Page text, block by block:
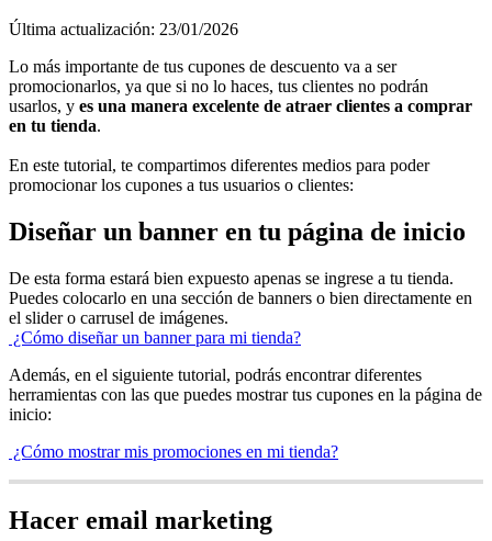
Última actualización: 23/01/2026
Lo más importante de tus cupones de descuento va a ser
promocionarlos, ya que si no lo haces, tus clientes no podrán
usarlos, y es una manera excelente de atraer clientes a comprar
en tu tienda.
En este tutorial, te compartimos diferentes medios para poder
promocionar los cupones a tus usuarios o clientes:
Diseñar un banner en tu página de inicio
De esta forma estará bien expuesto apenas se ingrese a tu tienda.
Puedes colocarlo en una sección de banners o bien directamente en
el slider o carrusel de imágenes.
¿Cómo diseñar un banner para mi tienda?
Además, en el siguiente tutorial, podrás encontrar diferentes
herramientas con las que puedes mostrar tus cupones en la página de
inicio:
¿Cómo mostrar mis promociones en mi tienda?
Hacer email marketing